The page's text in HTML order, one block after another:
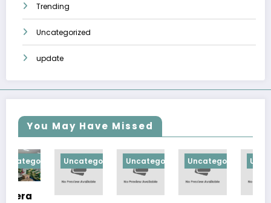
Trending
Uncategorized
update
You May Have Missed
Uncategorized Uncategorized Uncategorized